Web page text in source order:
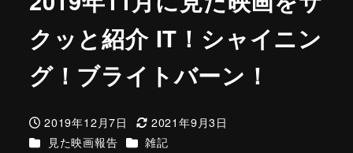
クッと紹介 IT！シャイニン
グ！ブライトバーン！
投稿日
2019年12月7日
更新日
2021年9月3日
カテゴリー
見た映画報告 カテゴリー
雑記